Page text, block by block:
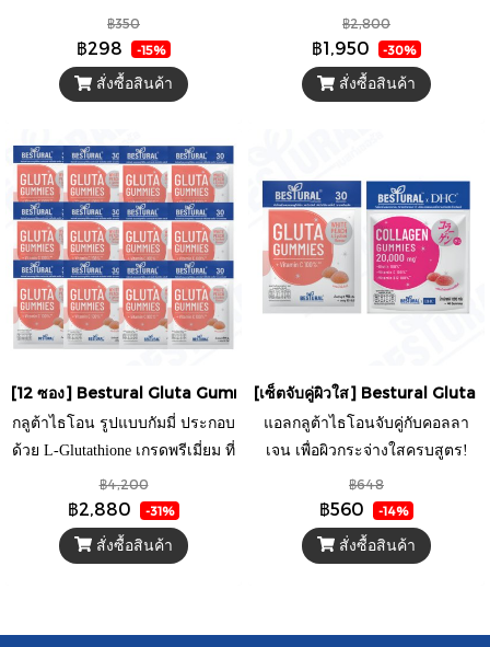
ผ่านการรับรองจากประเทศญี่ปุ่น
และวิตามินซี ที่ช่วยให้การทำงาน
ของ L-Glutathione มีประสิทธิภาพ
มากยิ่งขึ้น มากับรสชาติที่ทานง่าย
พร้อมกับรสชาติหอมหวานของน้ำ
ลิ้นจี่แท้อีกด้วย
฿350
฿298 -15%
สั่งซื้อสินค้า
ผ่านการรับรองจากประเทศญี่ปุ่น
และวิตามินซี ที่ช่วยให้การทำงาน
ของ L-Glutathione มีประสิทธิภาพ
มากยิ่งขึ้น มากับรสชาติที่ทานง่าย
ลิ้นจี่แท้อีกด้วย
฿2,800
฿1,950 -30%
สั่งซื้อสินค้า
[12 ซอง] Bestural Gluta Gummies แอลกลูต้าไธโอนรูปแบบกัมมี่ ผ
กลูต้าไธโอน รูปแบบกัมมี่ ประกอบ
ด้วย L-Glutathione เกรดพรีเมี่ยม ที่
ผ่านการรับรองจากประเทศญี่ปุ่น
และวิตามินซี ที่ช่วยให้การทำงาน
ของ L-Glutathione มีประสิทธิภาพ
มากยิ่งขึ้น มากับรสชาติที่ทานง่าย
฿4,200
฿2,880 -31%
สั่งซื้อสินค้า
[เซ็ตจับคู่ผิวใส] Bestural Gluta
แอลกลูต้าไธโอนจับคู่กับคอลลา
เจน เพื่อผิวกระจ่างใสครบสูตร!
ลดหมองคล้ำ + เสริมความยืดหยุ่น
เคี้ยวง่าย อร่อย พร้อมบำรุงผิว ผม
เล็บ และภูมิคุ้มกันในชุดเดียว
฿648
฿560 -14%
สั่งซื้อสินค้า